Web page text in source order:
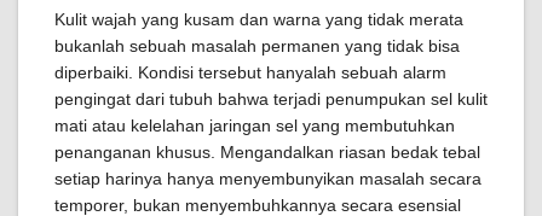
Kulit wajah yang kusam dan warna yang tidak merata
bukanlah sebuah masalah permanen yang tidak bisa
diperbaiki. Kondisi tersebut hanyalah sebuah alarm
pengingat dari tubuh bahwa terjadi penumpukan sel kulit
mati atau kelelahan jaringan sel yang membutuhkan
penanganan khusus. Mengandalkan riasan bedak tebal
setiap harinya hanya menyembunyikan masalah secara
temporer, bukan menyembuhkannya secara esensial